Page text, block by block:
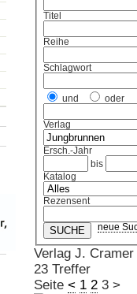
Titel
Reihe
Schlagwort
und oder
Verlag
Ersch.-Jahr
bis
Katalog
Rezensent
neue
Verlag J.
23 Treffer
Seite < 1 2 3 >